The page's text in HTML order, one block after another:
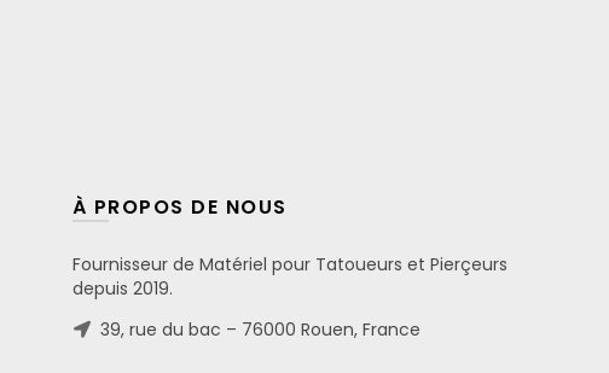
À PROPOS DE NOUS
Fournisseur de Matériel pour Tatoueurs et Pierçeurs
depuis 2019.
39, rue du bac – 76000 Rouen, France